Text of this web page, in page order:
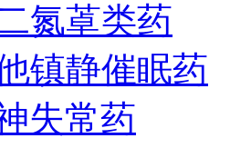
氮䓬类药
镇静催眠药
失常药